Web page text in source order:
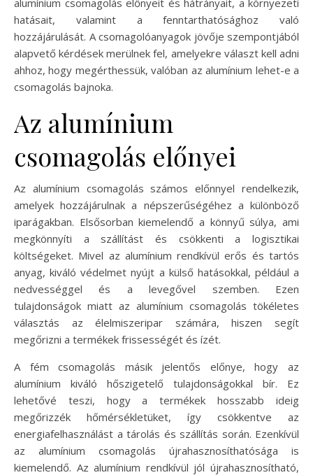
alumínium csomagolás előnyeit és hátrányait, a környezeti
hatásait, valamint a fenntarthatósághoz való
hozzájárulását. A csomagolóanyagok jövője szempontjából
alapvető kérdések merülnek fel, amelyekre választ kell adni
ahhoz, hogy megérthessük, valóban az alumínium lehet-e a
csomagolás bajnoka.
Az alumínium
csomagolás előnyei
Az alumínium csomagolás számos előnnyel rendelkezik,
amelyek hozzájárulnak a népszerűségéhez a különböző
iparágakban. Elsősorban kiemelendő a könnyű súlya, ami
megkönnyíti a szállítást és csökkenti a logisztikai
költségeket. Mivel az alumínium rendkívül erős és tartós
anyag, kiváló védelmet nyújt a külső hatásokkal, például a
nedvességgel és a levegővel szemben. Ezen
tulajdonságok miatt az alumínium csomagolás tökéletes
választás az élelmiszeripar számára, hiszen segít
megőrizni a termékek frissességét és ízét.
A fém csomagolás másik jelentős előnye, hogy az
alumínium kiváló hőszigetelő tulajdonságokkal bír. Ez
lehetővé teszi, hogy a termékek hosszabb ideig
megőrizzék hőmérsékletüket, így csökkentve az
energiafelhasználást a tárolás és szállítás során. Ezenkívül
az alumínium csomagolás újrahasznosíthatósága is
kiemelendő. Az alumínium rendkívül jól újrahasznosítható,